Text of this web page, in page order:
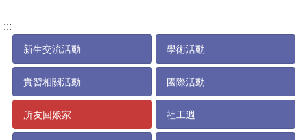
:::
新生交流活動 學術活動
實習相關活動 國際活動
所友回娘家 社工週